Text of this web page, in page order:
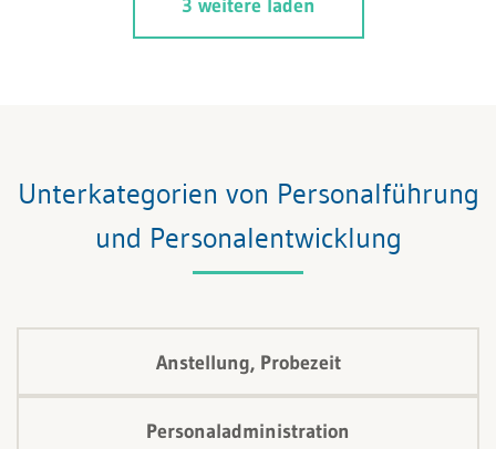
3 weitere laden
Unterkategorien von Personalführung
und Personalentwicklung
Anstellung, Probezeit
Personaladministration